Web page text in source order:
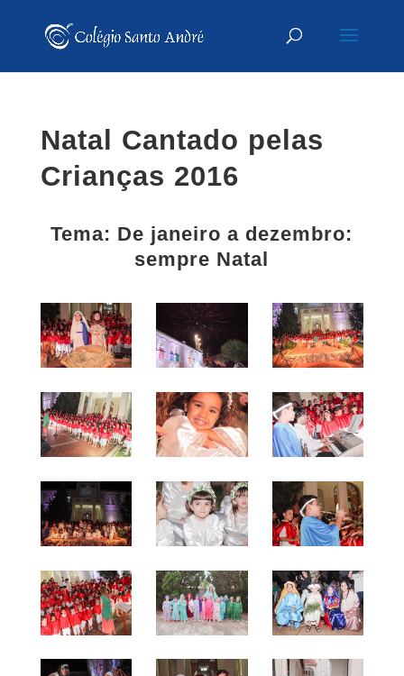
Natal Cantado pelas
Crianças 2016
Tema: De janeiro a dezembro:
sempre Natal